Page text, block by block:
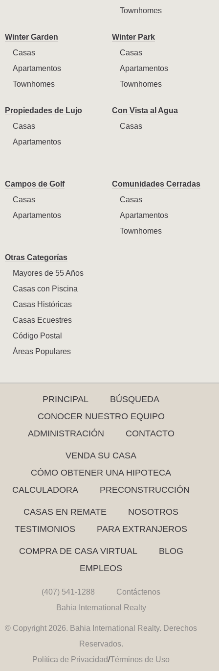
Townhomes
Winter Garden
Casas
Apartamentos
Townhomes
Winter Park
Casas
Apartamentos
Townhomes
Propiedades de Lujo
Casas
Apartamentos
Con Vista al Agua
Casas
Campos de Golf
Casas
Apartamentos
Comunidades Cerradas
Casas
Apartamentos
Townhomes
Otras Categorías
Mayores de 55 Años
Casas con Piscina
Casas Históricas
Casas Ecuestres
Código Postal
Áreas Populares
PRINCIPAL
BÚSQUEDA
CONOCER NUESTRO EQUIPO
ADMINISTRACIÓN
CONTACTO
VENDA SU CASA
CÓMO OBTENER UNA HIPOTECA
CALCULADORA
PRECONSTRUCCIÓN
CASAS EN REMATE
NOSOTROS
TESTIMONIOS
PARA EXTRANJEROS
COMPRA DE CASA VIRTUAL
BLOG
EMPLEOS
(407) 541-1288
Contáctenos
Bahia International Realty
© Copyright 2026. Bahia International Realty. Derechos
Reservados.
Política de Privacidad/Términos de Uso